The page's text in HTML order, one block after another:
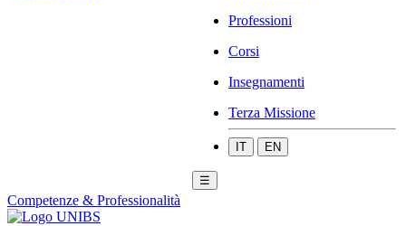
Professioni
Corsi
Insegnamenti
Terza Missione
IT EN
☰
Competenze & Professionalità